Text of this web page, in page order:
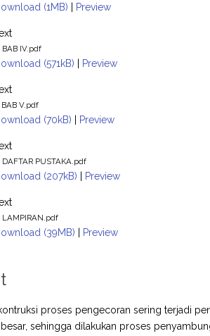
(1MB) | Preview
BAB IV.pdf
(571kB) | Preview
BAB V.pdf
(70kB) | Preview
DAFTAR PUSTAKA.pdf
(207kB) | Preview
LAMPIRAN.pdf
(39MB) | Preview
proses pengecoran sering terjadi
sehingga dilakukan proses